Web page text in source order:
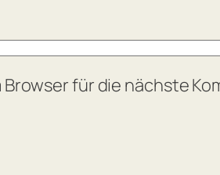
für die nächste